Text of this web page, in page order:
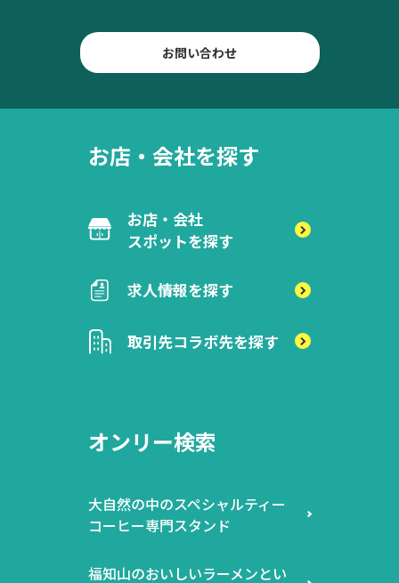
お問い合わせ
お店・会社を探す
お店・会社
スポットを探す
求人情報を探す
取引先コラボ先を探す
オンリー検索
大自然の中のスペシャルティー
コーヒー専門スタンド
福知山のおいしいラーメンとい